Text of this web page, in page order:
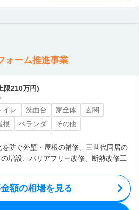
ォーム推進事業
限210万円)
イレ 洗面台 家全体
玄関
根 ベランダ
その他
防ぐ外壁・屋根の補修、三世代同居の
増設、バリアフリー改修、断熱改修工
額の相場を見る